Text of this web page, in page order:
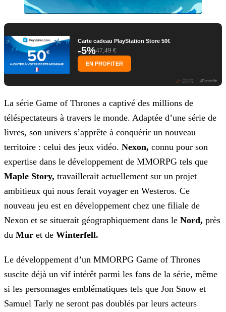
Carte cadeau PlayStation Store 50€
-5%47,49 €
EN PROFITER
La série Game of Thrones a captivé des millions de
téléspectateurs à travers le monde. Adaptée d’une série de
livres, son univers s’apprête à conquérir un nouveau
territoire : celui des jeux vidéo. Nexon, connu pour son
expertise dans le développement de MMORPG tels que
Maple Story, travaillerait actuellement sur un projet
ambitieux qui nous ferait voyager en Westeros. Ce
nouveau jeu est en développement chez une filiale de
Nexon et se situerait géographiquement dans le Nord, près
du Mur et de Winterfell.
Le développement d’un MMORPG Game of Thrones
suscite déjà un vif intérêt parmi les fans de la série, même
si les personnages emblématiques tels que Jon Snow et
Samuel Tarly ne seront pas doublés par leurs acteurs